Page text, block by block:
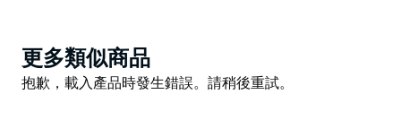
烏拉拉遊客資訊中心提供淘金盤租借服務，費用低廉，並
提供該地區的地圖。您可以嘗試淘金或半寶石。
Product
List
更多類似商品
Product
抱歉，載入產品時發生錯誤。請稍後重試。